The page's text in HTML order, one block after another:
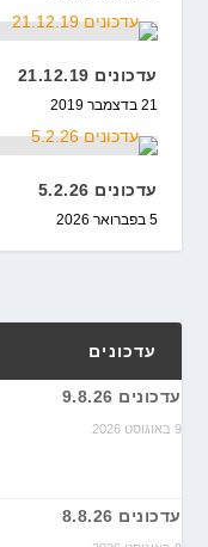
עדכונים 21.12.19
21 בדצמבר 2019
עדכונים 5.2.26
5 בפברואר 2026
עדכונים
עדכונים 9.8.26
9 באוגוסט 2026
עדכונים 8.8.26